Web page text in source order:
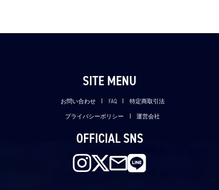
SITE MENU
お問い合わせ FAQ 特定商取引法
プライバシーポリシー 運営会社
OFFICIAL SNS